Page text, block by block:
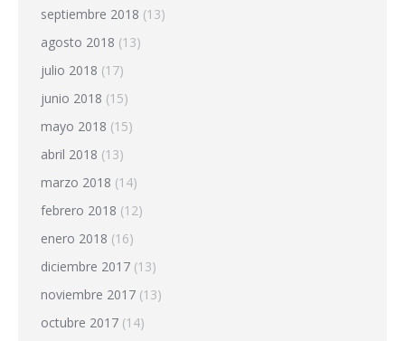
septiembre 2018 (13)
agosto 2018 (13)
julio 2018 (17)
junio 2018 (15)
mayo 2018 (15)
abril 2018 (13)
marzo 2018 (14)
febrero 2018 (12)
enero 2018 (16)
diciembre 2017 (13)
noviembre 2017 (13)
octubre 2017 (14)